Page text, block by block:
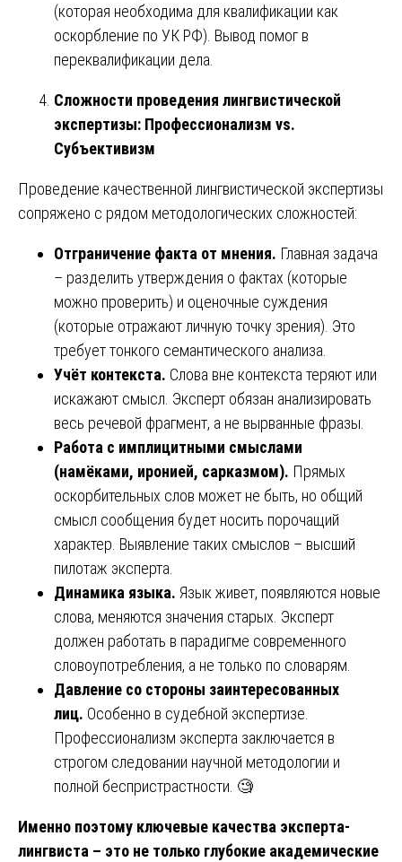
(которая необходима для квалификации как
оскорбление по УК РФ). Вывод помог в
переквалификации дела.
Сложности проведения лингвистической
экспертизы: Профессионализм vs.
Субъективизм
Проведение качественной лингвистической экспертизы
сопряжено с рядом методологических сложностей:
Отграничение факта от мнения. Главная задача
– разделить утверждения о фактах (которые
можно проверить) и оценочные суждения
(которые отражают личную точку зрения). Это
требует тонкого семантического анализа.
Учёт контекста. Слова вне контекста теряют или
искажают смысл. Эксперт обязан анализировать
весь речевой фрагмент, а не вырванные фразы.
Работа с имплицитными смыслами
(намёками, иронией, сарказмом). Прямых
оскорбительных слов может не быть, но общий
смысл сообщения будет носить порочащий
характер. Выявление таких смыслов – высший
пилотаж эксперта.
Динамика языка. Язык живет, появляются новые
слова, меняются значения старых. Эксперт
должен работать в парадигме современного
словоупотребления, а не только по словарям.
Давление со стороны заинтересованных
лиц. Особенно в судебной экспертизе.
Профессионализм эксперта заключается в
строгом следовании научной методологии и
полной беспристрастности. 🧐
Именно поэтому ключевые качества эксперта-
лингвиста – это не только глубокие академические